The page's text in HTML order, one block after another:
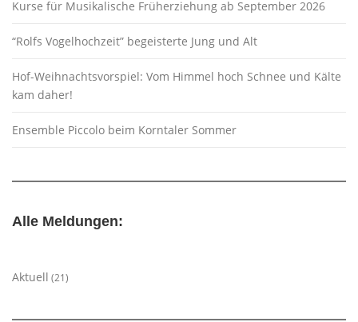
Kurse für Musikalische Früherziehung ab September 2026
“Rolfs Vogelhochzeit” begeisterte Jung und Alt
Hof-Weihnachtsvorspiel: Vom Himmel hoch Schnee und Kälte
kam daher!
Ensemble Piccolo beim Korntaler Sommer
Alle Meldungen:
Aktuell (21)